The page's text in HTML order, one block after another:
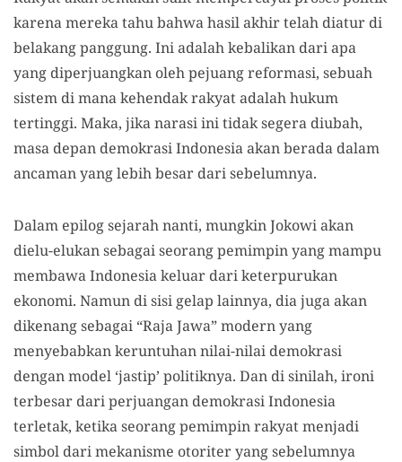
karena mereka tahu bahwa hasil akhir telah diatur di
belakang panggung. Ini adalah kebalikan dari apa
yang diperjuangkan oleh pejuang reformasi, sebuah
sistem di mana kehendak rakyat adalah hukum
tertinggi. Maka, jika narasi ini tidak segera diubah,
masa depan demokrasi Indonesia akan berada dalam
ancaman yang lebih besar dari sebelumnya.
Dalam epilog sejarah nanti, mungkin Jokowi akan
dielu-elukan sebagai seorang pemimpin yang mampu
membawa Indonesia keluar dari keterpurukan
ekonomi. Namun di sisi gelap lainnya, dia juga akan
dikenang sebagai “Raja Jawa” modern yang
menyebabkan keruntuhan nilai-nilai demokrasi
dengan model ‘jastip’ politiknya. Dan di sinilah, ironi
terbesar dari perjuangan demokrasi Indonesia
terletak, ketika seorang pemimpin rakyat menjadi
simbol dari mekanisme otoriter yang sebelumnya